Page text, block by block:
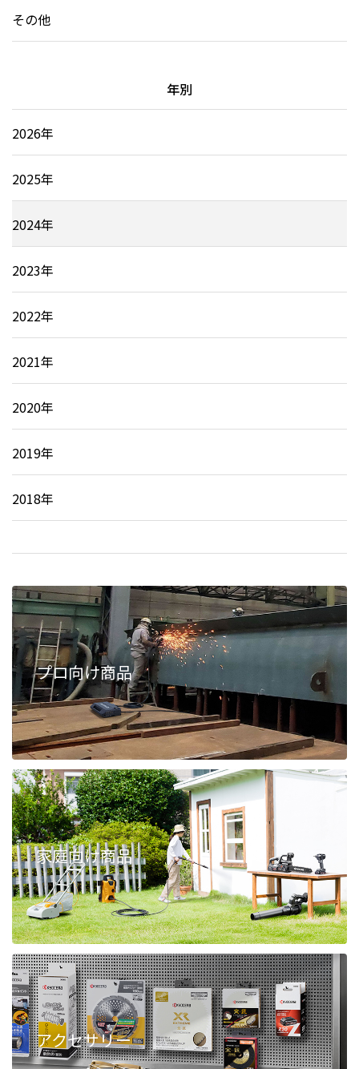
その他
年別
2026年
2025年
2024年
2023年
2022年
2021年
2020年
2019年
2018年
プロ向け商品
家庭向け商品
アクセサリー